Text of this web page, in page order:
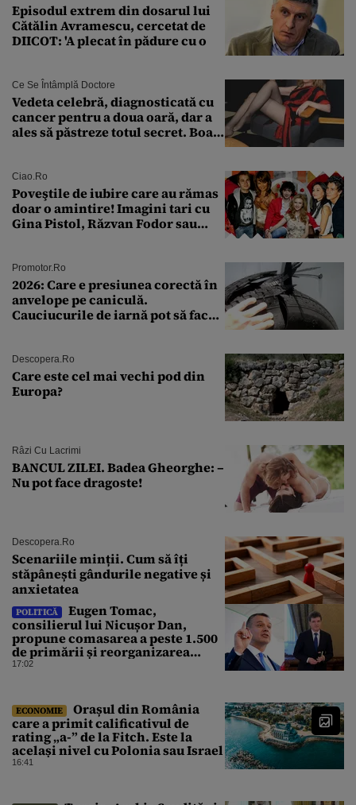
Episodul extrem din dosarul lui
Cătălin Avramescu, cercetat de
DIICOT: 'A plecat în pădure cu o
Ce Se Întâmplă Doctore
Vedeta celebră, diagnosticată cu
cancer pentru a doua oară, dar a
ales să păstreze totul secret. Boala
Ciao.ro
Poveştile de iubire care au rămas
doar o amintire! Imagini tari cu
Gina Pistol, Răzvan Fodor sau
Promotor.ro
2026: Care e presiunea corectă în
anvelope pe caniculă.
Cauciucurile de iarnă pot să facă
Descopera.ro
Care este cel mai vechi pod din
Europa?
Râzi Cu Lacrimi
BANCUL ZILEI. Badea Gheorghe: –
Nu pot face dragoste!
Descopera.ro
Scenariile minții. Cum să îți
stăpânești gândurile negative și
anxietatea
POLITICĂ
Eugen Tomac,
consilierul lui Nicușor Dan,
propune comasarea a peste 1.500
de primării și reorganizarea
administrativă a județelor
17:02
ECONOMIE
Orașul din România
care a primit calificativul de
rating „a-” de la Fitch. Este la
același nivel cu Polonia sau Israel
16:41